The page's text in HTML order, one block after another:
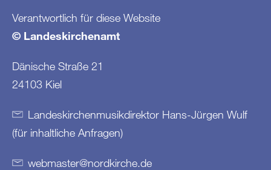
Verantwortlich für diese Website
© Landeskirchenamt
Dänische Straße 21
24103 Kiel
Landeskirchenmusikdirektor Hans-Jürgen Wulf
(für inhaltliche Anfragen)
webmaster@nordkirche.de